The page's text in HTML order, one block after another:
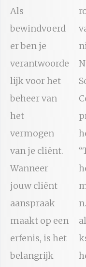
Als
bewindvoerd
er ben je
verantwoorde
lijk voor het
beheer van
het
vermogen
van je cliënt.
Wanneer
jouw cliënt
aanspraak
maakt op een
erfenis, is het
belangrijk